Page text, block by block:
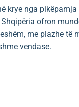
krye nga
ofron
me plazhe të
vendase.